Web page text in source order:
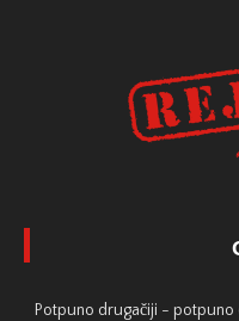
Potpuno drugačiji -